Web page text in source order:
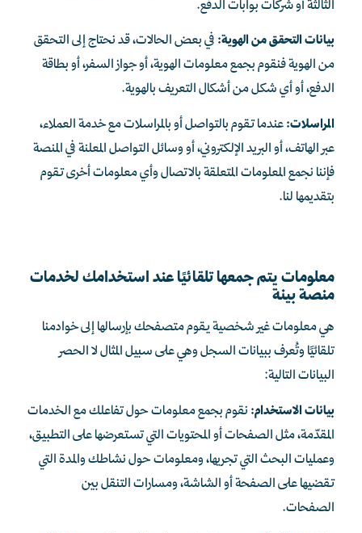
الثالثة أو شركات بوابات الدفع.
بيانات التحقق من الهوية: في بعض الحالات، قد نحتاج إلى التحقق
من الهوية فنقوم بجمع معلومات الهوية، أو جواز السفر، أو بطاقة
الدفع، أو أي شكل من أشكال التعريف بالهوية.
المراسلات:عندما تقوم بالتواصل أو بالمراسلات مع خدمة العملاء،
عبر الهاتف، أو البريد الإلكتروني، أو وسائل التواصل المعلنة في المنصة
فإننا نجمع المعلومات المتعلقة بالاتصال وأي معلومات أخرى تقوم
بتقديمها لنا.
معلومات يتم جمعها تلقائيًا عند استخدامك لخدمات
منصة بينة
هي معلومات غير شخصية يقوم متصفحك بإرسالها إلى خوادمنا
تلقائيًا وتُعرف ببيانات السجل وهي على سبيل المثال لا الحصر
البيانات التالية:
بيانات الاستخدام: نقوم بجمع معلومات حول تفاعلك مع الخدمات
المقدّمة، مثل الصفحات أو المحتويات التي تستعرضها على التطبيق،
وعمليات البحث التي تجريها، ومعلومات حول نشاطك والمدة التي
تقضيها على الصفحة أو الشاشة، ومسارات التنقل بين
الصفحات.